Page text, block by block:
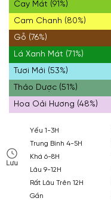
Cay Mát (91%)
Cam Chanh (80%)
Gỗ (76%)
Lá Xanh Mát (71%)
Tươi Mới (53%)
Thảo Dược (51%)
Hoa Oải Hương (48%)
Lưu
Yếu 1-3H
Trung Bình 4-5H
Khá 6-8H
Lâu 9-12H
Rất Lâu Trên 12H
Gần